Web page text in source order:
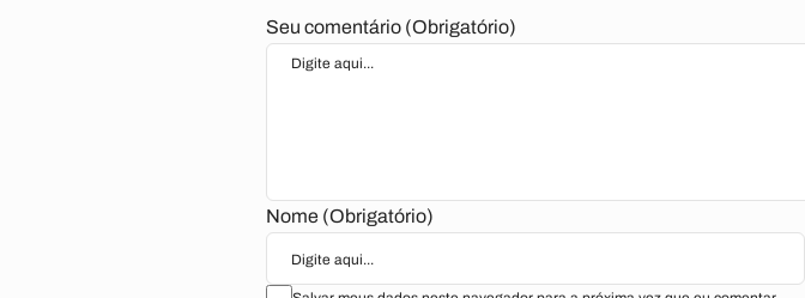
Seu comentário (Obrigatório)
Nome (Obrigatório)